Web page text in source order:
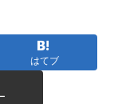
はてブ